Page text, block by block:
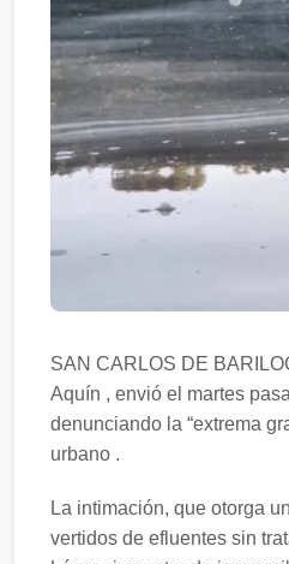
SAN CARLOS DE
Aquín , envió el martes
denunciando la “extrema
urbano .
La intimación, que otorga
vertidos de efluentes sin